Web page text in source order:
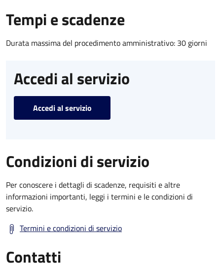
Tempi e scadenze
Durata massima del procedimento amministrativo: 30 giorni
Accedi al servizio
Accedi al servizio
Condizioni di servizio
Per conoscere i dettagli di scadenze, requisiti e altre
informazioni importanti, leggi i termini e le condizioni di
servizio.
Termini e condizioni di servizio
Contatti